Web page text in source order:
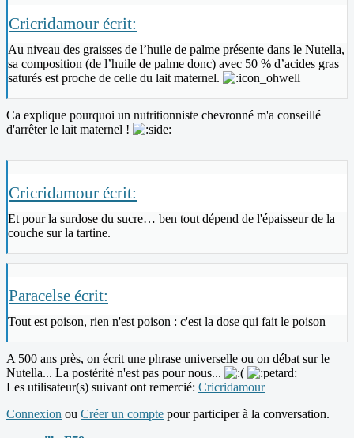
Cricridamour écrit:
Au niveau des graisses de l’huile de palme présente dans le Nutella,
sa composition (de l’huile de palme donc) avec 50 % d’acides gras
saturés est proche de celle du lait maternel.
Ca explique pourquoi un nutritionniste chevronné m'a conseillé
d'arrêter le lait maternel !
Cricridamour écrit:
Et pour la surdose du sucre… ben tout dépend de l'épaisseur de la
couche sur la tartine.
Paracelse écrit:
Tout est poison, rien n'est poison : c'est la dose qui fait le poison
A 500 ans près, on écrit une phrase universelle ou on débat sur le
Nutella... La postérité n'est pas pour nous...
Les utilisateur(s) suivant ont remercié: Cricridamour
Connexion ou Créer un compte pour participer à la conversation.